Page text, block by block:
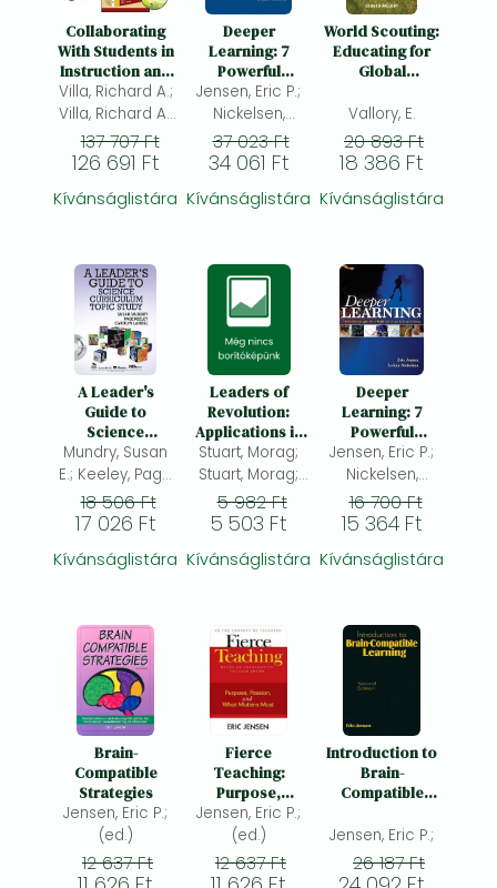
Collaborating
With Students in
Instruction and
Decision Making
(Multimedia Kit):
The Untapped
Resource
Villa, Richard A.;
Villa, Richard A.;
Thousand,
Jacqueline S.;
137 707 Ft
126 691 Ft
Kívánságlistára
Deeper
Learning: 7
Powerful
Strategies for In-
Depth and
Longer-Lasting
Learning
Jensen, Eric P.;
Nickelsen,
LeAnn; (ed.)
37 023 Ft
34 061 Ft
Kívánságlistára
World Scouting:
Educating for
Global
Vallory, E.
20 893 Ft
18 386 Ft
Kívánságlistára
A Leader's
Guide to
Science
Curriculum
Topic Study
Mundry, Susan
E.; Keeley, Page
D.; Landel,
Carolyn J.
18 506 Ft
17 026 Ft
Kívánságlistára
Leaders of
Revolution:
Applications in
Marketing
Stuart, Morag;
Stuart, Morag;
Stainthorp,
Rhona;
5 982 Ft
5 503 Ft
Kívánságlistára
Deeper
Learning: 7
Powerful
Strategies for In-
Depth and
Longer-Lasting
Learning
Jensen, Eric P.;
Nickelsen,
LeAnn; (ed.)
16 700 Ft
15 364 Ft
Kívánságlistára
Brain-
Compatible
Strategies
Jensen, Eric P.;
(ed.)
12 637 Ft
Fierce
Teaching:
Purpose,
Passion, and
What Matters
Most
Jensen, Eric P.;
(ed.)
12 637 Ft
Introduction to
Brain-
Compatible
Jensen, Eric P.;
26 187 Ft